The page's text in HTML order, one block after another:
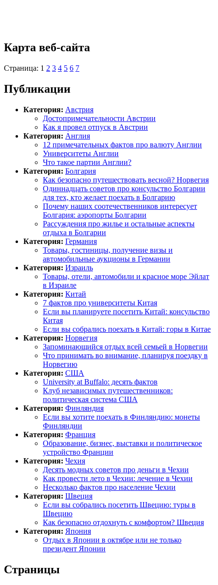
Карта веб-сайта
Страница: 1 2 3 4 5 6 7
Публикации
Категория: Австрия
Достопримечательности Австрии
Как я провел отпуск в Австрии
Категория: Англия
12 примечательных фактов про валюту Англии
Университеты Англии
Что такое партии Англии?
Категория: Болгария
Как безопасно путешествовать весной? Норвегия
Одиннадцать советов про консульство Болгарии
для тех, кто желает поехать в Болгарию
Почему наших соотечественников интересует
Болгария: аэропорты Болгарии
Рассуждения про жилье и остальные аспекты
отдыха в Болгарии
Категория: Германия
Товары, гостиницы, получение визы и
автомобильные аукционы в Германии
Категория: Израиль
Товары, отели, автомобили и красное море Эйлат
в Израиле
Категория: Китай
7 фактов про университеты Китая
Если вы планируете посетить Китай: консульство
Китая
Если вы собрались поехать в Китай: горы в Китае
Категория: Норвегия
Запоминающийся отдых всей семьей в Норвегии
Что принимать во внимание, планируя поездку в
Норвегию
Категория: США
University at Buffalo: десять фактов
Клуб независимых путешественников:
политическая система США
Категория: Финляндия
Если вы хотите поехать в Финляндию: монеты
Финляндии
Категория: Франция
Образование, бизнес, выставки и политическое
устройство Франции
Категория: Чехия
Десять модных советов про деньги в Чехии
Как провести лето в Чехии: лечение в Чехии
Несколько фактов про население Чехии
Категория: Швеция
Если вы собрались посетить Швецию: туры в
Швецию
Как безопасно отдохнуть с комфортом? Швеция
Категория: Япония
Отдых в Японии в октябре или не только
президент Японии
Страницы